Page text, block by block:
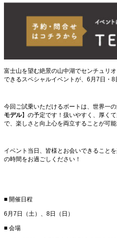
富士山を望む絶景の山中湖でセンチュリ
できるスペシャルイベントが、6月7日・8
今回ご試乗いただけるボートは、世界一
モデル】の予定です！扱いやすく、厚く
で、楽しさと向上心を両立することが可
イベント当日、皆様とお会いできること
の時間をお過ごしください！
■ 開催日程
6月7日（土）、8日（日）
■ 会場